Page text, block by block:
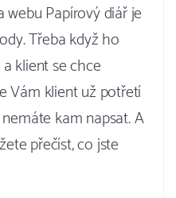
webu Papírový diář je
Třeba když ho
klient se chce
Vám klient už potřetí
kam napsat. A
přečíst, co jste